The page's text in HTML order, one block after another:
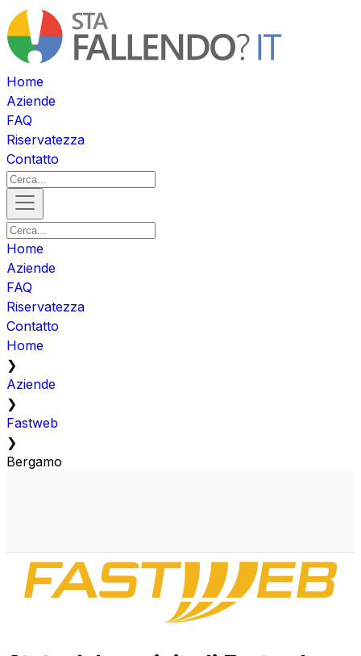
Home
Aziende
FAQ
Riservatezza
Contatto
Home
Aziende
FAQ
Riservatezza
Contatto
Home
❯
Aziende
❯
Fastweb
❯
Bergamo